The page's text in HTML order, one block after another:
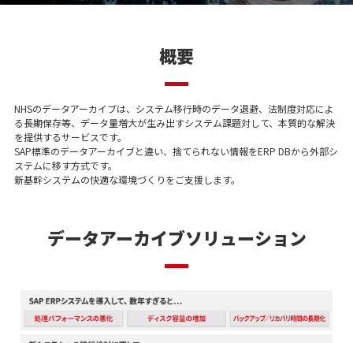
概要
NHSのデータアーカイブは、システム移行時のデータ退避、法制度対応によ
る長期保存等、データ量増大が生み出すシステム課題対して、本質的な解決
を提供するサービスです。
SAP標準のデータアーカイブと違い、捨てられない情報をERP DBから外部シ
ステムに移す方式です。
新基幹システムの快適な環境づくりをご支援します。
データアーカイブソリューション